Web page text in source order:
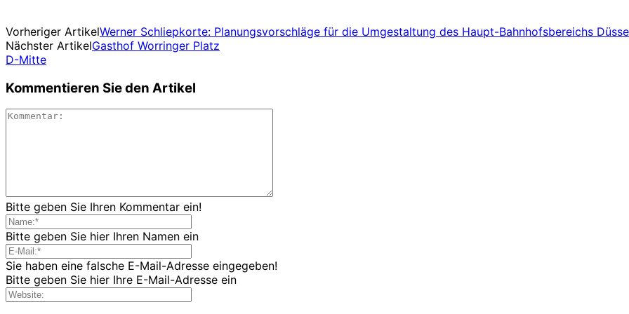
Vorheriger ArtikelWerner Schliepkorte: Planungsvorschläge für die Umgestaltung des Haupt-Bahnhofsbereichs
Nächster ArtikelGasthof Worringer Platz
D-Mitte
Kommentieren Sie den Artikel
Bitte geben Sie Ihren Kommentar ein!
Bitte geben Sie hier Ihren Namen ein
Sie haben eine falsche E-Mail-Adresse eingegeben!
Bitte geben Sie hier Ihre E-Mail-Adresse ein